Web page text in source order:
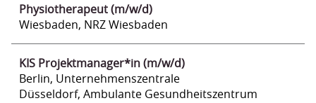
Physiotherapeut (m/w/d)
Wiesbaden, NRZ Wiesbaden
KIS Projektmanager*in (m/w/d)
Berlin, Unternehmenszentrale
Düsseldorf, Ambulante Gesundheitszentrum